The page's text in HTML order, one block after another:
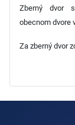
Zberný dvor
obecnom dvore
Za zberný dvor